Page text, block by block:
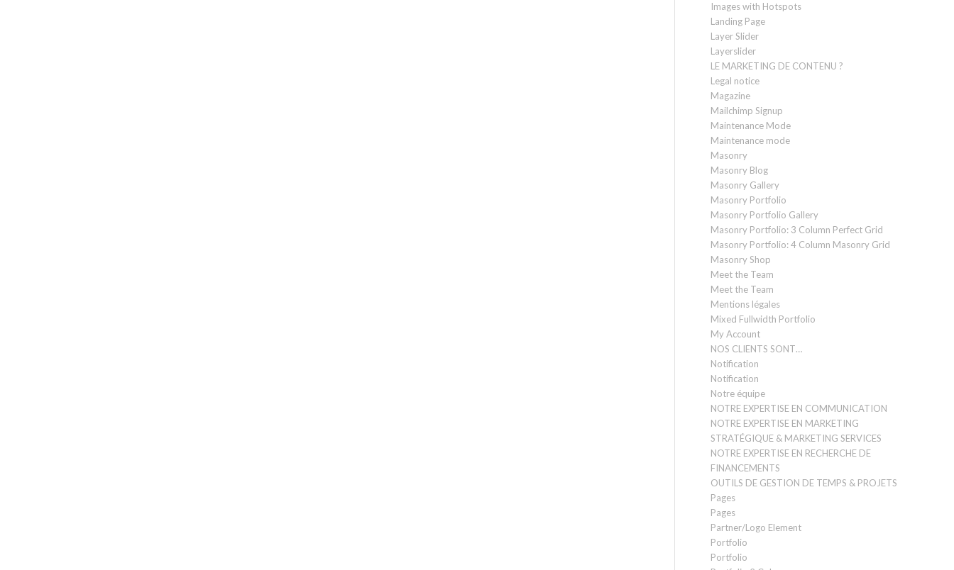
Images with Hotspots
Landing Page
Layer Slider
Layerslider
LE MARKETING DE CONTENU ?
Legal notice
Magazine
Mailchimp Signup
Maintenance Mode
Maintenance mode
Masonry
Masonry Blog
Masonry Gallery
Masonry Portfolio
Masonry Portfolio Gallery
Masonry Portfolio: 3 Column Perfect Grid
Masonry Portfolio: 4 Column Masonry Grid
Masonry Shop
Meet the Team
Meet the Team
Mentions légales
Mixed Fullwidth Portfolio
My Account
NOS CLIENTS SONT…
Notification
Notification
Notre équipe
NOTRE EXPERTISE EN COMMUNICATION
NOTRE EXPERTISE EN MARKETING
STRATÉGIQUE & MARKETING SERVICES
NOTRE EXPERTISE EN RECHERCHE DE
FINANCEMENTS
OUTILS DE GESTION DE TEMPS & PROJETS
Pages
Pages
Partner/Logo Element
Portfolio
Portfolio